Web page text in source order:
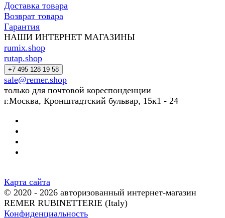
Доставка товара
Возврат товара
Гарантия
НАШИ ИНТЕРНЕТ МАГАЗИНЫ
rumix.shop
rutap.shop
+7 495 128 19 58
sale@remer.shop
только для почтовой кореспонденции
г.Москва, Кронштадтский бульвар, 15к1 - 24
Карта сайта
© 2020 - 2026 авторизованный интернет-магазин
REMER RUBINETTERIE (Italy)
Конфиденциальность